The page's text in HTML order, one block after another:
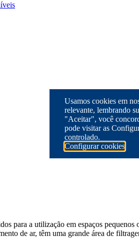
para a utilização em espaços
de ar, têm uma grande área de
Usamos cookies em
relevante, lembrando
"Aceitar", você
pode visitar as
controlado.
Configurar cookies